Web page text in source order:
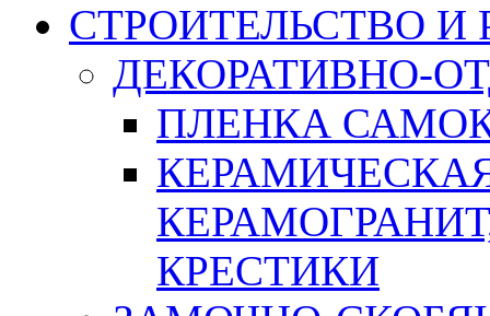
СТРОИТЕЛЬСТВО И
ДЕКОРАТИВНО-
ПЛЕНКА
КРЕСТИКИ